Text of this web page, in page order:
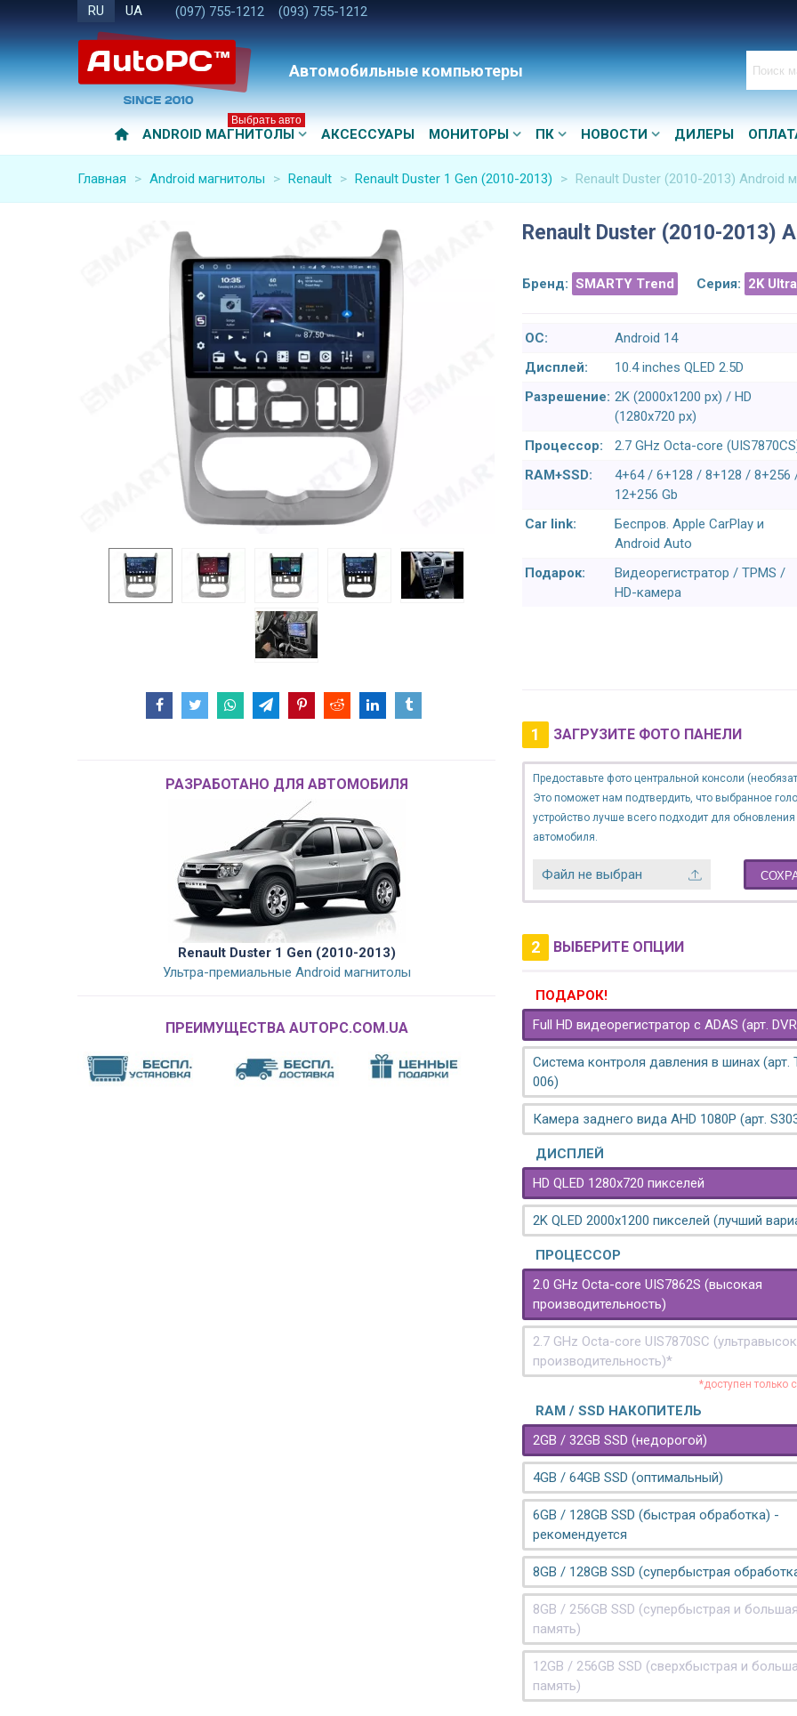
RU UA (097) 755-1212 (093) 755-1212
Автомобильные компьютеры
ANDROID МАГНИТОЛЫ
Выбрать авто
АКСЕССУАРЫ МОНИТОРЫ ПК НОВОСТИ ДИЛЕРЫ
Главная > Android магнитолы > Renault > Renault Duster 1 Gen (2010-2013) > Renault Duster (2010-2013) Android
РАЗРАБОТАНО ДЛЯ АВТОМОБИЛЯ
Renault Duster 1 Gen (2010-2013)
Ультра-премиальные Android магнитолы
ПРЕИМУЩЕСТВА AUTOPC.COM.UA
Renault Duster (2010-2013)
Бренд: SMARTY Trend Серия: 2K
ОС:
Android 14
Дисплей:
10.4 inches QLED 2.5D
Разрешение: 2K (2000x1200 px) / HD
(1280x720 px)
Процессор:
2.7 GHz Octa-core
RAM+SSD:
4+64 / 6+128 / 8+128 / 8+256
12+256 Gb
Car link:
Беспров. Apple CarPlay и
Android Auto
Подарок:
Видеорегистратор / TPMS /
HD-камера
1 ЗАГРУЗИТЕ ФОТО ПАНЕЛИ
Предоставьте фото центральной консоли
Это поможет нам подтвердить, что выбранное
устройство лучше всего подходит для
автомобиля.
Файл не выбран
2 ВЫБЕРИТЕ ОПЦИИ
ПОДАРОК!
Full HD видеорегистратор с ADAS (арт.
Система контроля давления в шинах (арт.
006)
Камера заднего вида AHD 1080P (арт.
ДИСПЛЕЙ
HD QLED 1280x720 пикселей
2K QLED 2000х1200 пикселей (лучший
ПРОЦЕССОР
2.0 GHz Octa-core UIS7862S (высокая
производительность)
2.7 GHz Octa-core UIS7870SC
производительность)*
*доступен только
RAM / SSD НАКОПИТЕЛЬ
2GB / 32GB SSD (недорогой)
4GB / 64GB SSD (оптимальный)
6GB / 128GB SSD (быстрая обработка) -
рекомендуется
8GB / 128GB SSD (супербыстрая
8GB / 256GB SSD (супербыстрая и
память)
12GB / 256GB SSD (сверхбыстрая и
память)